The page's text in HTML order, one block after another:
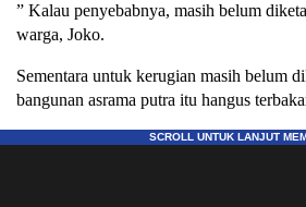
” Kalau penyebabnya, masih belum
warga, Joko.
Sementara untuk kerugian masih belum
bangunan asrama putra itu hangus